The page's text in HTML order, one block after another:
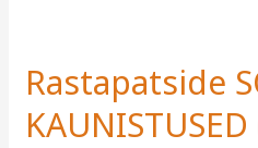
Rastapatside
Rastapatside
SOENGUD
ja